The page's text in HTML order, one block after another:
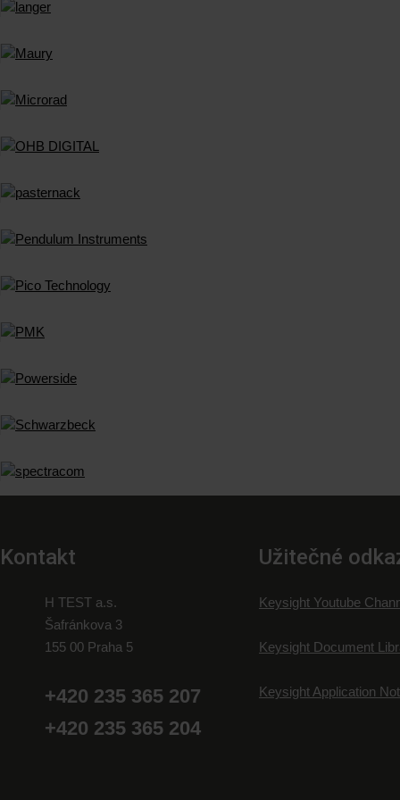
Kontakt
H TEST a.s.
Šafránkova 3
155 00 Praha 5
+420 235 365 207
+420 235 365 204
Užitečné
Keysight Youtube
Keysight Document
Keysight Application